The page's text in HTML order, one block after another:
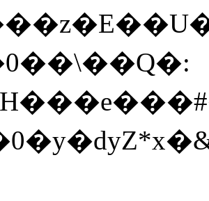
��Q�: